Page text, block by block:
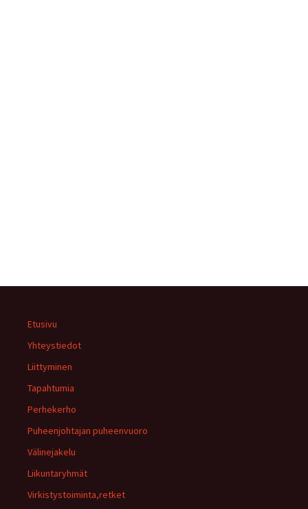
Etusivu
Yhteystiedot
Liittyminen
Tapahtumia
Perhekerho
Puheenjohtajan puheenvuoro
Välinejakelu
Liikuntaryhmät
Virkistystoiminta,retket